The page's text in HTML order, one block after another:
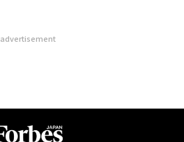
advertisement